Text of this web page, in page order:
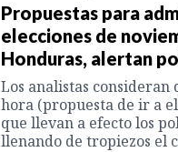
Propuestas para
elecciones de
Honduras, alertan
Los analistas consideran
hora (propuesta de ir a
que llevan a efecto los
llenando de tropiezos el